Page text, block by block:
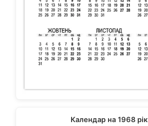
Календар на 1968 рік